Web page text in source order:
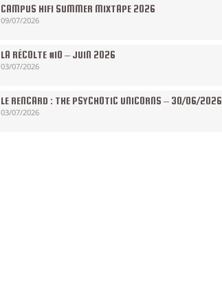
CAMPUS HIFI SUMMER MIXTAPE 2026
09/07/2026
LA RÉCOLTE #10 – JUIN 2026
03/07/2026
LE RENCARD : THE PSYCHOTIC UNICORNS – 30/06/2026
03/07/2026